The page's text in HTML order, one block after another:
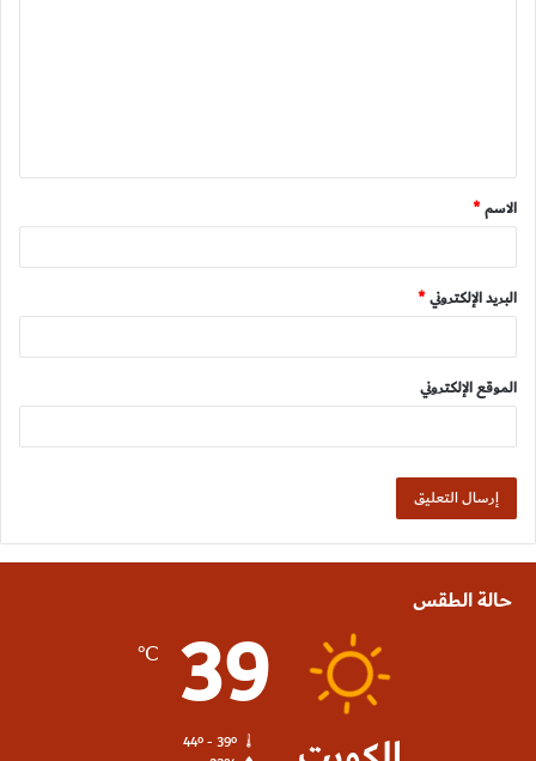
ق
*
الاسم*
البريد الإلكتروني*
الموقع الإلكتروني
حالة الطقس
39
℃
44º - 39º